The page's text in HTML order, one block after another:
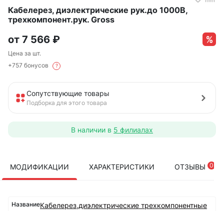
Кабелерез, диэлектрические рук.до 1000В,
трехкомпонент.рук. Gross
от 7 566 ₽
Цена за шт.
+757 бонусов
?
Сопутствующие товары
Подборка для этого товара
В наличии в 5 филиалах
МОДИФИКАЦИИ ХАРАКТЕРИСТИКИ ОТЗЫВЫ 0
Кабелерез,диэлектрические трехкомпонентные